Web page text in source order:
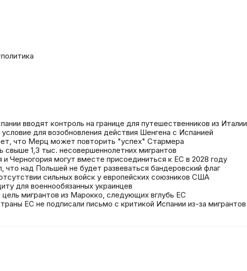
вводят контроль на границе для путешественников из Италии
условие для возобновления действия Шенгена с Испанией
что Мерц может повторить "успех" Стармера
свыше 1,3 тыс. несовершеннолетних мигрантов
и Черногория могут вместе присоединиться к ЕС в 2028 году
что над Польшей не будет развеваться бандеровский флаг
сильных войск у европейских союзников США
для военнообязанных украинцев
мигрантов из Марокко, следующих вглубь ЕС
ЕС не подписали письмо с критикой Испании из-за мигрантов